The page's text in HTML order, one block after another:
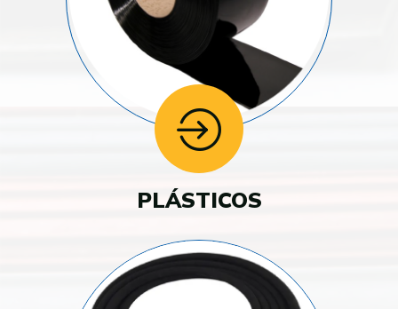
PLÁSTICOS